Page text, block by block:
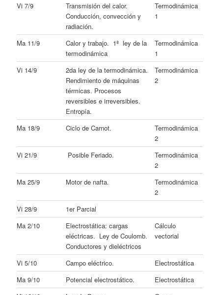
Vi 7/9
Transmisión del calor.
Conducción, convección y
radiación.
Termodinámica
1
Ma 11/9
Calor y trabajo. 1ª ley de la
termodinámica
Termodinámica
1
Vi 14/9
2da ley de la termodinámica.
Rendimiento de máquinas
térmicas. Procesos
reversibles e irreversibles.
Entropía.
Termodinámica
2
Ma 18/9 Ciclo de Carnot.
Termodinámica
2
Vi 21/9
Posible Feriado.
Termodinámica
2
Ma 25/9
Motor de nafta.
Termodinámica
2
Vi 28/9
1er Parcial
Ma 2/10
Electrostática: cargas
eléctricas. Ley de Coulomb.
Conductores y dieléctricos
Cálculo
vectorial
Vi 5/10 Campo eléctrico.
Electrostática
Ma 9/10
Potencial electrostático.
Electrostática